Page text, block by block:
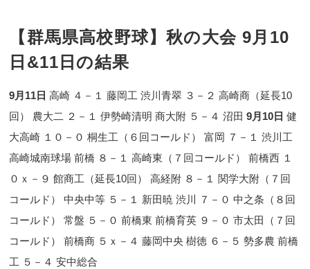
【群馬県高校野球】秋の大会 9月10
日&11日の結果
9月11日 高崎 ４－１ 藤岡工 渋川青翠 ３－２ 高崎商（延長10
回） 農大二 ２－１ 伊勢崎清明 商大附 ５－４ 沼田9月10日 健
大高崎 １０－０ 桐生工（６回コールド） 富岡 ７－１ 渋川工
高崎城南球場 前橋 ８－１ 高崎東（７回コールド） 前橋西 １
０ｘ－９ 館商工（延長10回） 高経附 ８－１ 関学大附（７回
コールド） 中央中等 ５－１ 新田暁 渋川 ７－０ 中之条（８回
コールド） 常盤 ５－０ 前橋東 前橋育英 ９－０ 市太田（７回
コールド） 前橋商 ５ｘ－４ 藤岡中央 樹徳 ６－５ 勢多農 前橋
工 ５－４ 安中総合